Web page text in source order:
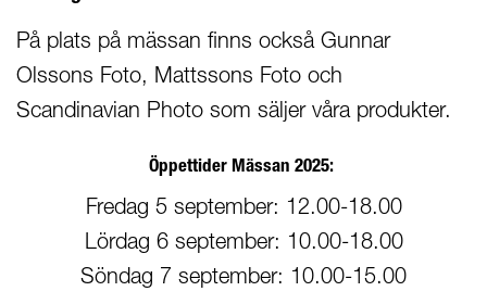
På plats på mässan finns också Gunnar
Olssons Foto, Mattssons Foto och
Scandinavian Photo som säljer våra produkter.
Öppettider Mässan 2025:
Fredag 5 september: 12.00-18.00
Lördag 6 september: 10.00-18.00
Söndag 7 september: 10.00-15.00